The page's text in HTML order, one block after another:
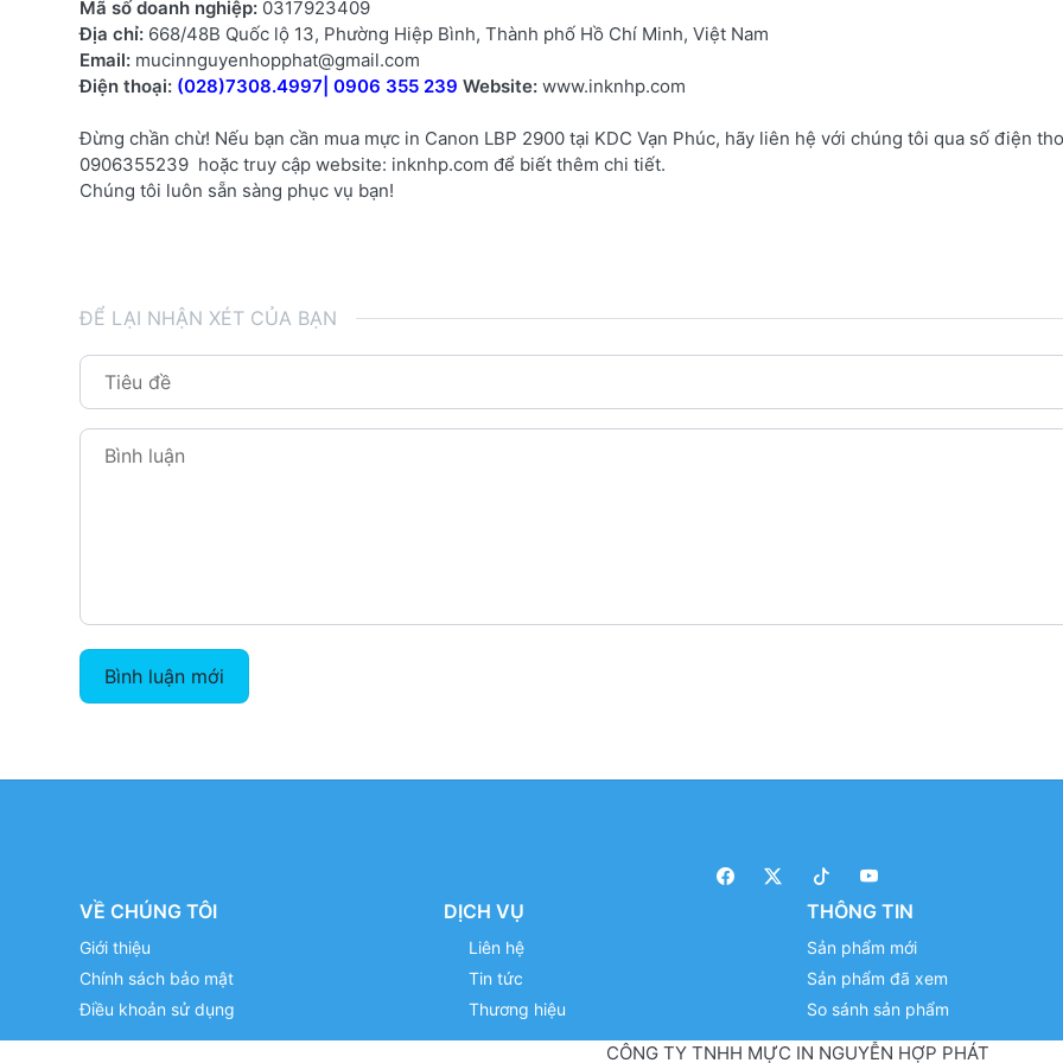
Mã số doanh nghiệp: 0317923409
Địa chỉ: 668/48B Quốc lộ 13, Phường Hiệp Bình, Thành phố Hồ Chí Minh, Việt Nam
Email: mucinnguyenhopphat@gmail.com
Điện thoại: (028)7308.4997| 0906 355 239 Website: www.inknhp.com
Đừng chần chừ! Nếu bạn cần mua mực in Canon LBP 2900 tại KDC Vạn Phúc, hãy liên hệ với chúng tôi qua số điện
0906355239 hoặc truy cập website: inknhp.com để biết thêm chi tiết.
Chúng tôi luôn sẵn sàng phục vụ bạn!
ĐỂ LẠI NHẬN XÉT CỦA BẠN
Bình luận mới
VỀ CHÚNG TÔI
Giới thiệu
Chính sách bảo mật
Điều khoản sử dụng
DỊCH VỤ
Liên hệ
Tin tức
Thương hiệu
THÔNG TIN
Sản phẩm mới
Sản phẩm đã xem
So sánh sản phẩm
CÔNG TY TNHH MỰC IN NGUYỄN HỢP PHÁT